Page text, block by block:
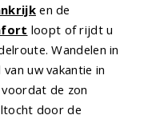
en de
loopt of rijdt u
Wandelen in
uw vakantie in
de zon
door de